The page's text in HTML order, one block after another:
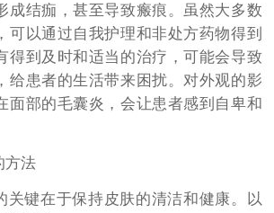
成结痂，甚至导致瘢痕。虽然大多数
可以通过自我护理和非处方药物得到
得到及时和适当的治疗，可能会导致
给患者的生活带来困扰。对外观的影
面部的毛囊炎，会让患者感到自卑和
方法
关键在于保持皮肤的清洁和健康。以